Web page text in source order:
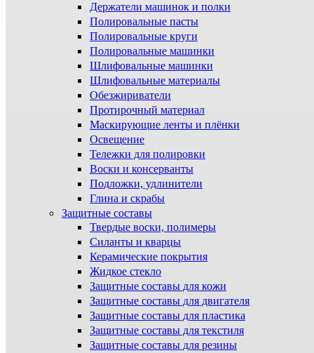
Держатели машинок и полки
Полировальные пасты
Полировальные круги
Полировальные машинки
Шлифовальные машинки
Шлифовальные материалы
Обезжириватели
Протирочный материал
Маскирующие ленты и плёнки
Освещение
Тележки для полировки
Воски и консерванты
Подложки, удлинители
Глина и скрабы
Защитные составы
Твердые воски, полимеры
Силанты и кварцы
Керамические покрытия
Жидкое стекло
Защитные составы для кожи
Защитные составы для двигателя
Защитные составы для пластика
Защитные составы для текстиля
Защитные составы для резины